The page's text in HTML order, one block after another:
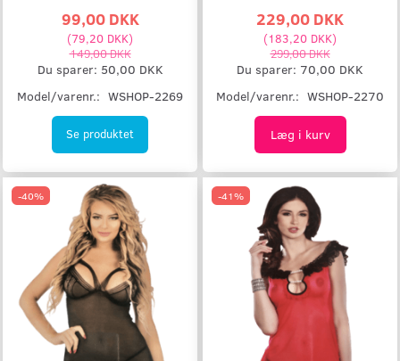
99,00 DKK
(79,20 DKK)
149,00 DKK
Du sparer: 50,00 DKK
Model/varenr.: WSHOP-2269
Se produktet
229,00 DKK
(183,20 DKK)
299,00 DKK
Du sparer: 70,00 DKK
Model/varenr.: WSHOP-2270
Læg i kurv
-40% -41%